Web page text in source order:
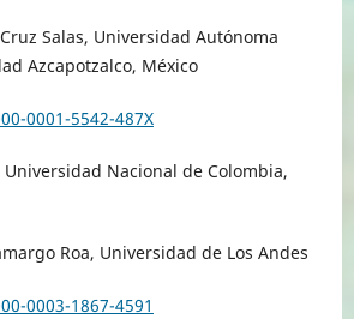
Salas, Universidad Autónoma
Azcapotzalco, México
0001-5542-487X
Universidad Nacional de Colombia,
Roa, Universidad de Los Andes
0003-1867-4591